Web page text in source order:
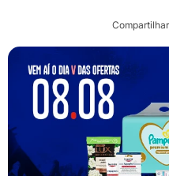
Compartilhar